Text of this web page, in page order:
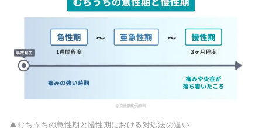
▲むちうちの急性期と慢性期における対処法の違い